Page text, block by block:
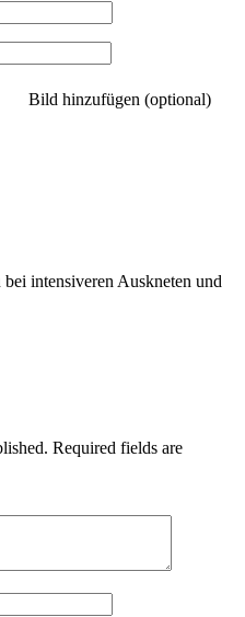
Bild hinzufügen (optional)
intensiveren Auskneten und
Required fields are